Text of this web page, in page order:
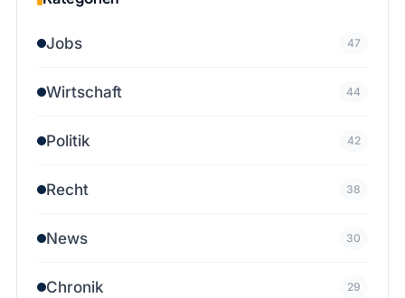
Jobs 47
Wirtschaft 44
Politik 42
Recht 38
News 30
Chronik 29